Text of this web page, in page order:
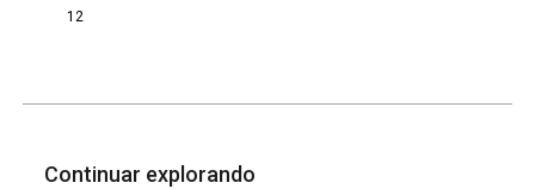
12
Continuar explorando